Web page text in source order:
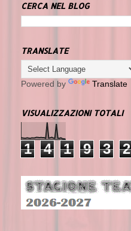
CERCA NEL BLOG
TRANSLATE
Powered by Translate
VISUALIZZAZIONI TOTALI
1 4 1 9 3 2